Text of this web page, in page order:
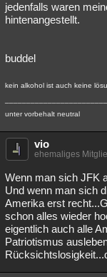
jedenfalls waren
hintenangestellt.
buddel
kein alkohol ist auch keine
unter vorbehalt neutral
vio
ehemaliges
Wenn man sich JFK
Und wenn man sich
Amerika erst
schon alles wieder
eigentlich auch alle
Patriotismus